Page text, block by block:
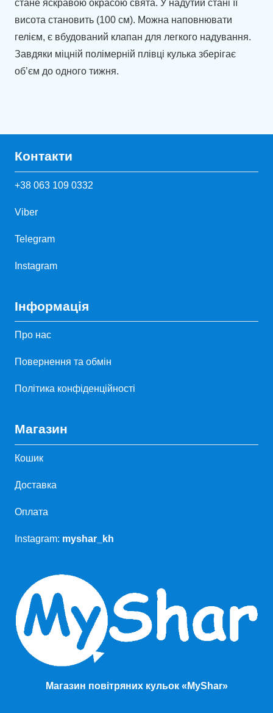
стане яскравою окрасою свята. У надутий стані її
висота становить (100 см). Можна наповнювати
гелієм, є вбудований клапан для легкого надування.
Завдяки міцній полімерній плівці кулька зберігає
об’єм до одного тижня.
Контакти
+38 063 109 0332
Viber
Telegram
Instagram
Інформація
Про нас
Повернення та обмін
Політика конфіденційності
Магазин
Кошик
Доставка
Оплата
Instagram: myshar_kh
Магазин повітряних кульок «MyShar»